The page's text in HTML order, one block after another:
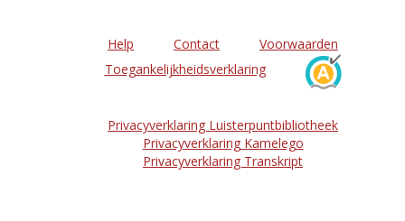
Help Contact
Voorwaarden
Toegankelijkheidsverklaring
Privacyverklaring Luisterpuntbibliotheek
Privacyverklaring Kamelego
Privacyverklaring Transkript